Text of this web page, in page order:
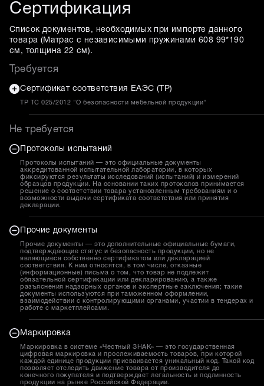
Сертификация
Список документов, необходимых при импорте данного
товара (Матрас с независимыми пружинами 608 99*190
см, толщина 22 см).
Требуется
Сертификат соответствия ЕАЭС (ТР)
ТР ТС 025/2012 "О безопасности мебельной продукции"
Не требуется
Протоколы испытаний
Протоколы испытаний — это официальные документы
аккредитованной испытательной лаборатории, в которых
фиксируются результаты исследований (испытаний) и измерений
образцов продукции. На основании таких протоколов принимается
решение о соответствии товара установленным требованиям и о
возможности выдачи сертификата соответствия или принятия
декларации.
Прочие документы
Прочие документы — это дополнительные официальные бумаги,
подтверждающие статус и безопасность продукции, но не
являющиеся собственно сертификатом или декларацией
соответствия. К ним относятся, в том числе, отказные
(информационные) письма о том, что товар не подлежит
обязательной сертификации или декларированию, а также
разъяснения надзорных органов и экспертные заключения; такие
документы используются при таможенном оформлении,
взаимодействии с контролирующими органами, участии в тендерах и
работе с маркетплейсами.
Маркировка
Маркировка в системе «Честный ЗНАК» — это государственная
цифровая маркировка и прослеживаемость товаров, при которой
каждой единице продукции присваивается уникальный код. Такой код
позволяет отследить движение товара от производителя до
конечного покупателя и подтверждает легальность и подлинность
продукции на рынке Российской Федерации.